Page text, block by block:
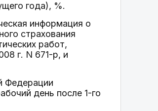
года), %.
информация о
страхования
работ,
г. N 671-р, и
Федерации
день после 1-го